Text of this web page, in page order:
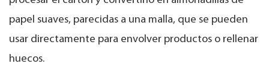
papel suaves, parecidas a una malla, que se pueden
usar directamente para envolver productos o rellenar
huecos.